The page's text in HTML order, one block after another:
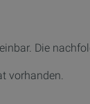
Die
vorhanden.